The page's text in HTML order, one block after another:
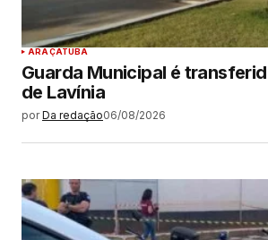
ARAÇATUBA
Guarda Municipal é
de Lavínia
por Da redação06/08/2026